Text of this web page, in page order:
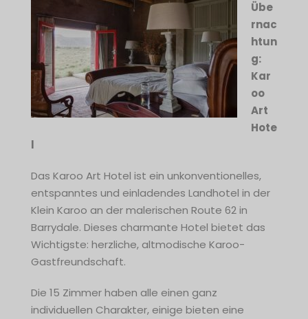
Übe
rnac
htun
g:
Kar
oo
Art
Hote
l
Das Karoo Art Hotel ist ein unkonventionelles,
entspanntes und einladendes Landhotel in der
Klein Karoo an der malerischen Route 62 in
Barrydale. Dieses charmante Hotel bietet das
Wichtigste: herzliche, altmodische Karoo-
Gastfreundschaft.
Die 15 Zimmer haben alle einen ganz
individuellen Charakter, einige bieten eine